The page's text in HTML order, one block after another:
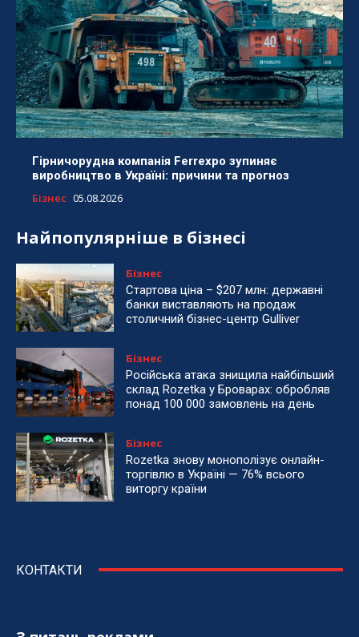
Гірничорудна компанія Ferrexpo зупиняє
виробництво в Україні: причини та прогноз
Бізнес 05.08.2026
Найпопулярніше в бізнесі
Бізнес
Стартова ціна – $207 млн: державні
банки виставляють на продаж
столичний бізнес-центр Gulliver
Бізнес
Російська атака знищила найбільший
склад Rozetka у Броварах: обробляв
понад 100 000 замовлень на день
Бізнес
Rozetka знову монополізує онлайн-
торгівлю в Україні — 76% всього
виторгу країни
КОНТАКТИ